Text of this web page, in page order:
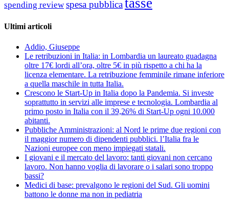
spending review spesa pubblicatasse
Ultimi articoli
Addio, Giuseppe
Le retribuzioni in Italia: in Lombardia un laureato guadagna
oltre 17€ lordi all’ora, oltre 5€ in più rispetto a chi ha la
licenza elementare. La retribuzione femminile rimane inferiore
a quella maschile in tutta Italia.
Crescono le Start-Up in Italia dopo la Pandemia. Si investe
soprattutto in servizi alle imprese e tecnologia. Lombardia al
primo posto in Italia con il 39,26% di Start-Up ogni 10.000
abitanti.
Pubbliche Amministrazioni: al Nord le prime due regioni con
il maggior numero di dipendenti pubblici. l’Italia fra le
Nazioni europee con meno impiegati statali.
I giovani e il mercato del lavoro: tanti giovani non cercano
lavoro. Non hanno voglia di lavorare o i salari sono troppo
bassi?
Medici di base: prevalgono le regioni del Sud. Gli uomini
battono le donne ma non in pediatria